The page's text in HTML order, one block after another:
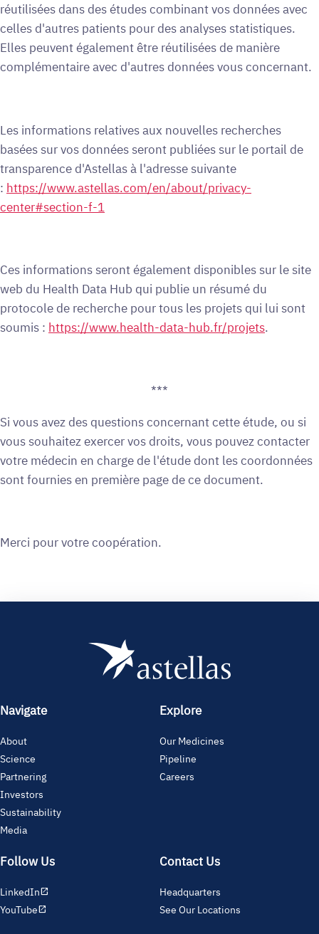
réutilisées dans des études combinant vos données avec
celles d'autres patients pour des analyses statistiques.
Elles peuvent également être réutilisées de manière
complémentaire avec d'autres données vous concernant.
Les informations relatives aux nouvelles recherches
basées sur vos données seront publiées sur le portail de
transparence d'Astellas à l'adresse suivante
: https://www.astellas.com/en/about/privacy-
center#section-f-1
Ces informations seront également disponibles sur le site
web du Health Data Hub qui publie un résumé du
protocole de recherche pour tous les projets qui lui sont
soumis : https://www.health-data-hub.fr/projets.
***
Si vous avez des questions concernant cette étude, ou si
vous souhaitez exercer vos droits, vous pouvez contacter
votre médecin en charge de l'étude dont les coordonnées
sont fournies en première page de ce document.
Merci pour votre coopération.
Navigate
About
Science
Partnering
Investors
Sustainability
Media
Explore
Our Medicines
Pipeline
Careers
Follow Us
LinkedInopen_in_new
YouTubeopen_in_new
Contact Us
Headquarters
See Our Locations